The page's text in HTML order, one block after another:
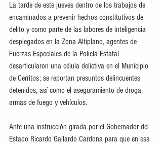
La tarde de este jueves dentro de los trabajos de
encaminados a prevenir hechos constitutivos de
delito y como parte de las labores de inteligencia
desplegados en la Zona Altiplano, agentes de
Fuerzas Especiales de la Policía Estatal
desarticularon una célula delictiva en el Municipio
de Cerritos; se reportan presuntos delincuentes
detenidos, así como el aseguramiento de droga,
armas de fuego y vehículos.
Ante una instrucción girada por el Gobernador del
Estado Ricardo Gallardo Cardona para que en esa